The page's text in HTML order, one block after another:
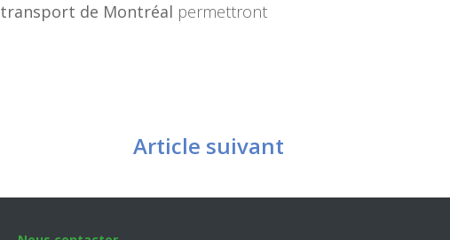
transport de Montréal permettront
Article suivant